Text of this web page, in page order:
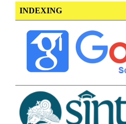
INDEXING